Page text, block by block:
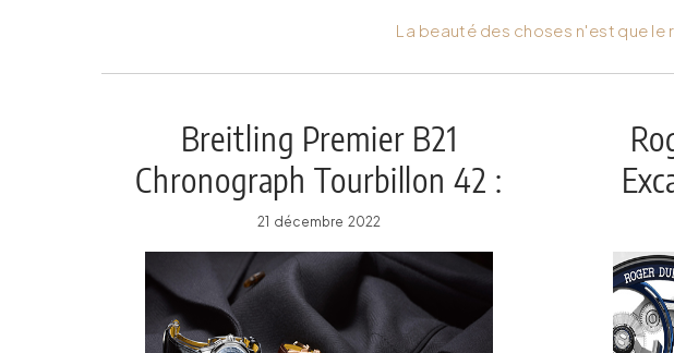
La beauté des choses n'est que
Breitling Premier B21
Chronograph Tourbillon 42 :
hommage aux fondateurs
21 décembre 2022